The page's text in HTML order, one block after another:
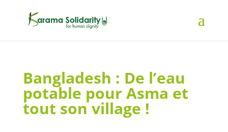
Bangladesh : De l’eau
potable pour Asma et
tout son village !